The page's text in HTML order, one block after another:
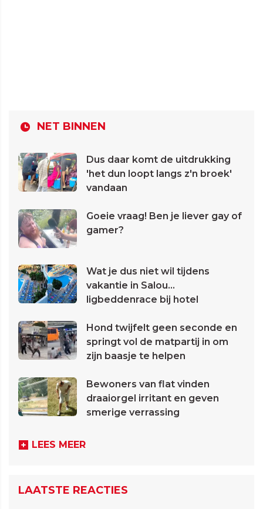
NET BINNEN
Dus daar komt de uitdrukking
'het dun loopt langs z'n broek'
vandaan
Goeie vraag! Ben je liever gay of
gamer?
Wat je dus niet wil tijdens
vakantie in Salou...
ligbeddenrace bij hotel
Hond twijfelt geen seconde en
springt vol de matpartij in om
zijn baasje te helpen
Bewoners van flat vinden
draaiorgel irritant en geven
smerige verrassing
LEES MEER
LAATSTE REACTIES